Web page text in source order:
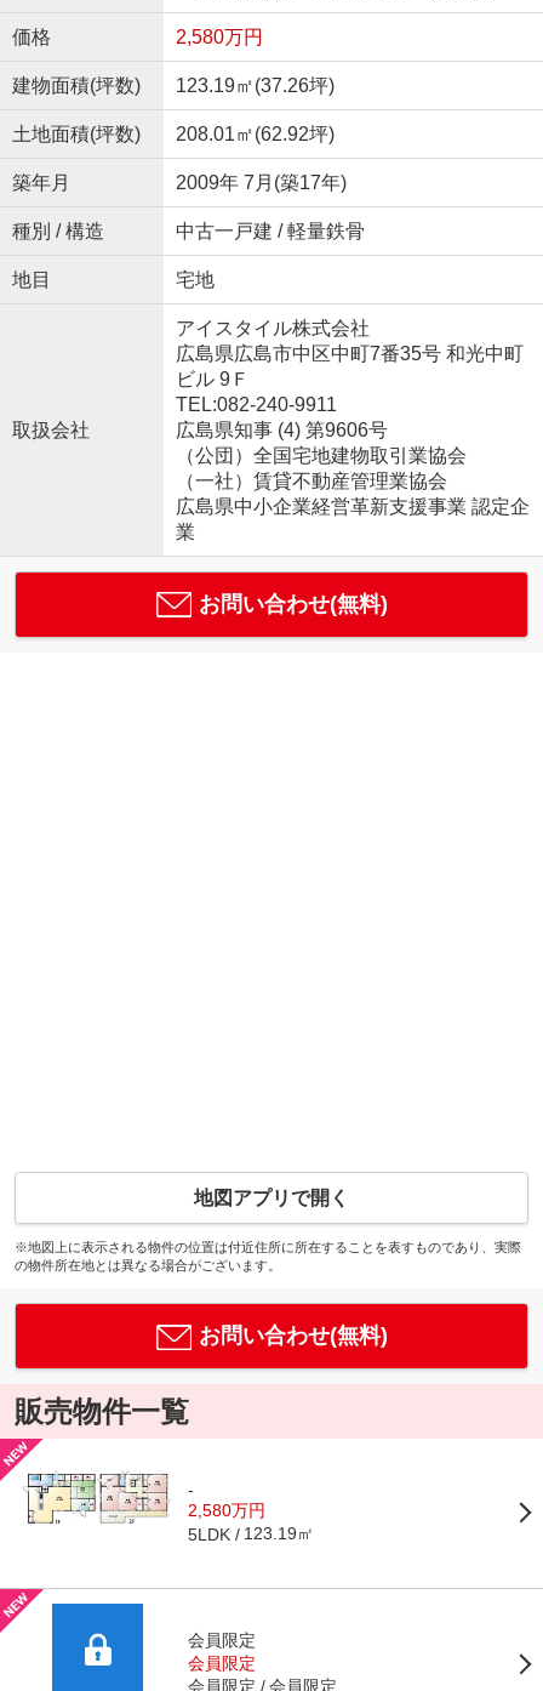
価格 2,580万円
建物面積(坪数) 123.19㎡(37.26坪)
土地面積(坪数) 208.01㎡(62.92坪)
築年月 2009年 7月(築17年)
種別 / 構造 中古一戸建 / 軽量鉄骨
地目 宅地
取扱会社
アイスタイル株式会社
広島県広島市中区中町7番35号 和光中町
ビル 9Ｆ
TEL:082-240-9911
広島県知事 (4) 第9606号
（公団）全国宅地建物取引業協会
（一社）賃貸不動産管理業協会
広島県中小企業経営革新支援事業 認定企
業
お問い合わせ(無料)
地図アプリで開く
※地図上に表示される物件の位置は付近住所に所在することを表すものであり、実際
の物件所在地とは異なる場合がございます。
お問い合わせ(無料)
販売物件一覧
-
2,580万円
5LDK 123.19㎡
会員限定
会員限定
会員限定
会員限定